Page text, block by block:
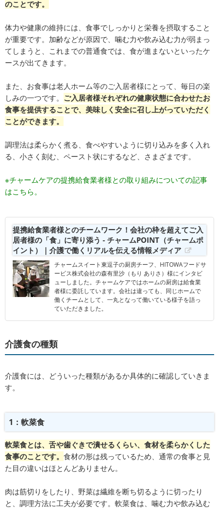
のことです。
体力や健康の維持には、食事でしっかりと栄養を摂取すること
が重要です。加齢などが原因で、噛む力や飲み込む力が弱まっ
てしまうと、これまでの普通食では、食が進まないといったケ
ースが出てきます。
また、お食事は老人ホーム等のご入居者様にとって、毎日の楽
しみの一つです。 ご入居者様それぞれの健康状態に合わせたお
食事を提供することで、美味しく安全に召し上がっていただく
ことができます。
調理法は柔らかく煮る、食べやすいように切り込みを多く入れ
る、小さく刻む、ペースト状にするなど、さまざまです。
※チャームケアの提携給食業者様との取り組みについての記事
はこちら。
提携給食業者様とのチームワーク！会社の枠を超えてご入
居者様の「食」に寄り添う - チャームPOINT（チャームポ
イント）｜介護で働くリアルを伝える情報メディア
チャームスイート東逗子の厨房チーフ、HITOWAフードサ
ービス株式会社の森有里沙（もり ありさ）様にインタビ
ューしました。チャームケアではホームの厨房は給食業
者様に委託しています。会社は違っても、同じホームで
働くチームとして、一丸となって働いている様子を語っ
ていただきました。
介護食の種類
介護食には、どういった種類があるか具体的に確認していきま
す。
1：軟菜食
軟菜食とは、舌や歯ぐきで潰せるくらい、食材を柔らかくした
食事のことです。 食材の形は残っているため、通常の食事と見
た目の違いはほとんどありません。
肉は筋切りをしたり、野菜は繊維を断ち切るように切ったり
と、調理方法に工夫が必要です。軟菜食は、噛む力や飲み込む